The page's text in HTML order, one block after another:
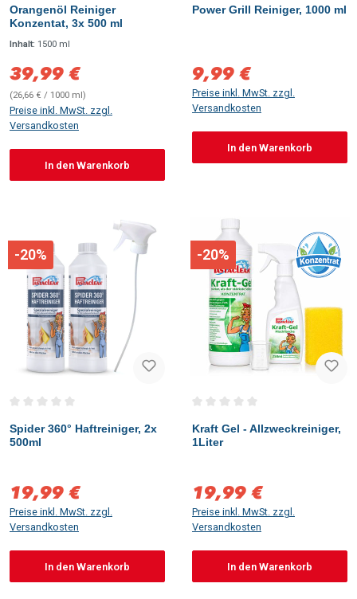
Orangenöl Reiniger
Konzentat, 3x 500 ml
Inhalt: 1500 ml
Verkaufspreis:
39,99 €
(26,66 € / 1000 ml)
Preise inkl. MwSt. zzgl.
Versandkosten
In den Warenkorb
Power Grill Reiniger, 1000 ml
Verkaufspreis:
9,99 €
Preise inkl. MwSt. zzgl.
Versandkosten
In den Warenkorb
-20%
Spider 360° Haftreiniger, 2x
500ml
Verkaufspreis:
19,99 €
Preise inkl. MwSt. zzgl.
Versandkosten
In den Warenkorb
-20%
Kraft Gel - Allzweckreiniger,
1Liter
Verkaufspreis:
19,99 €
Preise inkl. MwSt. zzgl.
Versandkosten
In den Warenkorb